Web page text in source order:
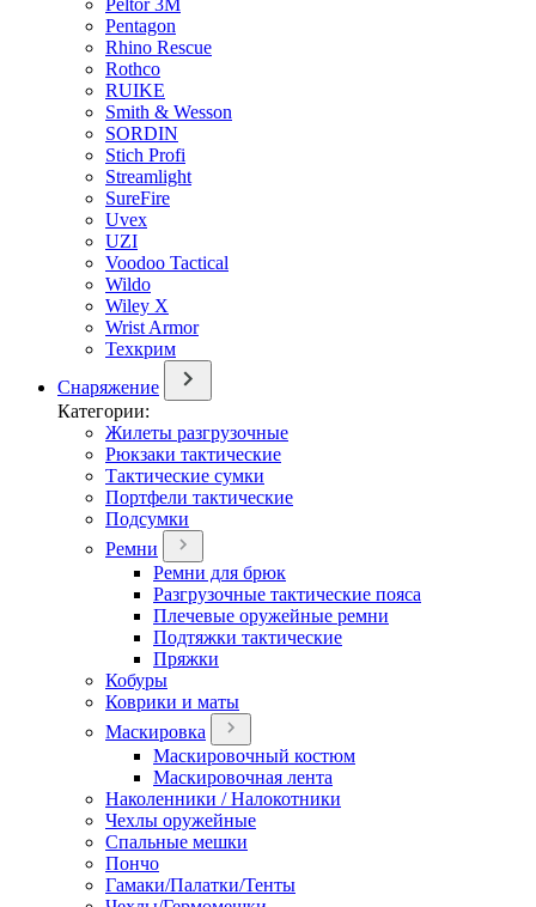
Peltor 3M
Pentagon
Rhino Rescue
Rothco
RUIKE
Smith & Wesson
SORDIN
Stich Profi
Streamlight
SureFire
Uvex
UZI
Voodoo Tactical
Wildo
Wiley X
Wrist Armor
Техкрим
Снаряжение
Категории:
Жилеты разгрузочные
Рюкзаки тактические
Тактические сумки
Портфели тактические
Подсумки
Ремни
Ремни для брюк
Разгрузочные тактические пояса
Плечевые оружейные ремни
Подтяжки тактические
Пряжки
Кобуры
Коврики и маты
Маскировка
Маскировочный костюм
Маскировочная лента
Наколенники / Налокотники
Чехлы оружейные
Спальные мешки
Пончо
Гамаки/Палатки/Тенты